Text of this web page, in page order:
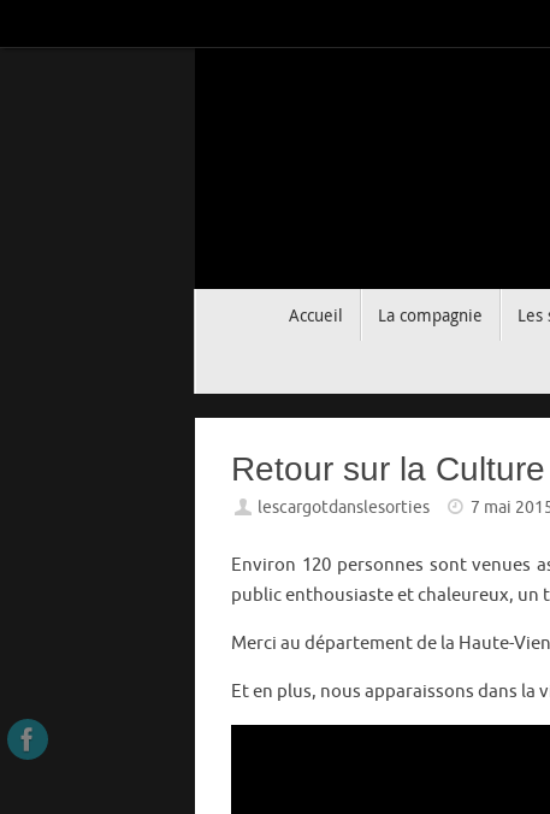
au
Accueil La compagnie Les
Retour sur la
lescargotdanslesorties 7 mai
Environ 120 personnes sont venues
public enthousiaste et chaleureux, un
Merci au département de la Haute-
Et en plus, nous apparaissons dans la